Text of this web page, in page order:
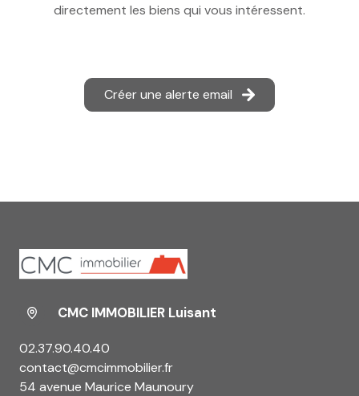
directement les biens qui vous intéressent.
Créer une alerte email
CMC IMMOBILIER Luisant
02.37.90.40.40
contact@cmcimmobilier.fr
54 avenue Maurice Maunoury